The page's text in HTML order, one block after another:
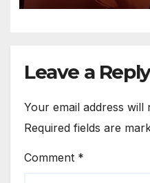
Leave a Reply
Your email address will
Required fields are
Comment *